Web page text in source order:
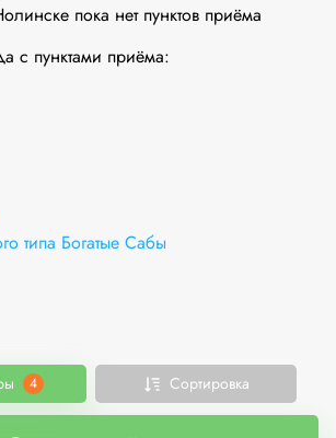
пока нет пунктов приёма
с пунктами приёма:
типа Богатые Сабы
4 Сортировка